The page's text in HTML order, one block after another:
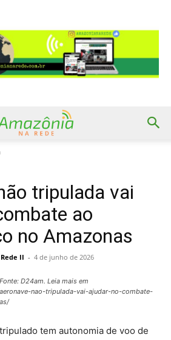
tripulada vai
ao
no Amazonas
II - 4 de junho de 2026
D24am. Leia mais em
nao-tripulada-vai-ajudar-no-combate-
tem autonomia de voo de